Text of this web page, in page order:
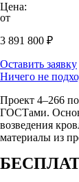
Цена:
от
3 891 800 ₽
Оставить заявку
Ничего не
Проект 4–266
ГОСТами.
возведения
материалы из